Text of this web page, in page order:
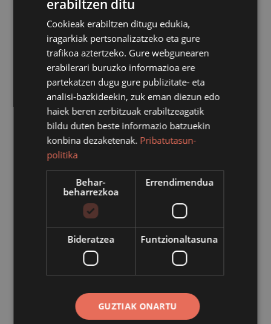
Gai ordena
1.- Udalbatzak 2022eko martxoaren 8an egindako akta
onartzea.
2.- 2021 aurrekontuen likidazioen berri ematea.
3.- Udalaren 2022ko aurrekontuan 1/2022 zenbakia
duen kreditu aldaketaren berri ematea, kreditu
txertaketaren bidez.
4.- Udalaren 2022ko aurrekontuan 2/2022 zenbakia
duen kreditu aldaketaren berri ematea, kreditu
gehigarrien bidez.
5.- Udalaren 2022ko aurrekontuan 3/2022 eta 4/2022
gehigarrien bidez lehen kasuan eta konpromiso
kredituen bidez bigarren kasuan.
erabiltzen ditu
Cookieak erabiltzen ditugu edukia,
iragarkiak pertsonalizatzeko eta gure
trafikoa aztertzeko. Gure webgunearen
erabilerari buruzko informazioa ere
partekatzen dugu gure publizitate- eta
analisi-bazkideekin, zuk eman diezun edo
haiek beren zerbitzuak erabiltzeagatik
bildu duten beste informazio batzuekin
konbina dezaketenak. Pribatutasun-
politika
Behar-
beharrezkoa
Errendimendua
Bideratzea Funtzionaltasuna
GUZTIAK ONARTU